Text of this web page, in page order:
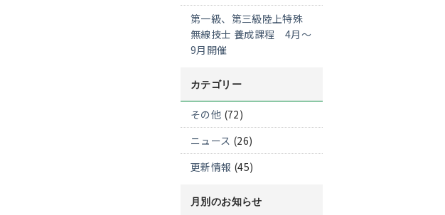
第一級、第三級陸上特殊
無線技士 養成課程 4月～
9月開催
カテゴリー
その他 (72)
ニュース (26)
更新情報 (45)
月別のお知らせ